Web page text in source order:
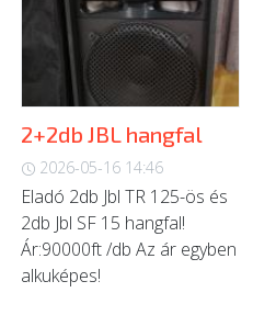
2+2db JBL hangfal
2026-05-16 14:46
Eladó 2db Jbl TR 125-ös és
2db Jbl SF 15 hangfal!
Ár:90000ft /db Az ár egyben
alkuképes!